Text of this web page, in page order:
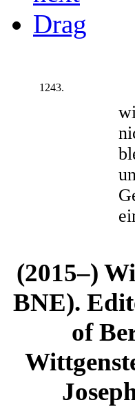
Drag
1243.
(2015–)
BNE).
of